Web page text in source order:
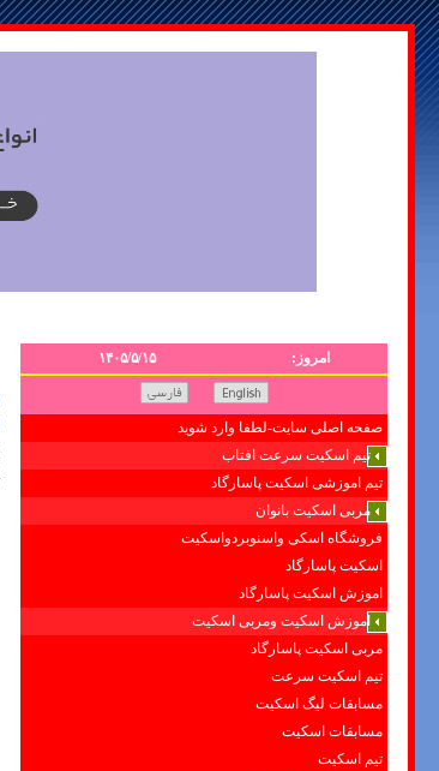
امروز: ۱۴۰۵/۵/۱۵
صفحه اصلی سایت-لطفا وارد شوید
تیم اسکیت سرعت افتاب
تیم اموزشی اسکیت پاسارگاد
مربی اسکیت بانوان
فروشگاه اسکی واسنوبردواسکیت
اسکیت پاسارگاد
اموزش اسکیت پاسارگاد
اموزش اسکیت ومربی اسکیت
مربی اسکیت پاسارگاد
تیم اسکیت سرعت
مسابقات لیگ اسکیت
مسابقات اسکیت
تیم اسکیت